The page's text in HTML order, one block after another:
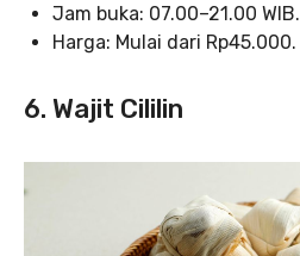
Jam buka: 07.00–21.00 WIB.
Harga: Mulai dari Rp45.000.
6. Wajit Cililin